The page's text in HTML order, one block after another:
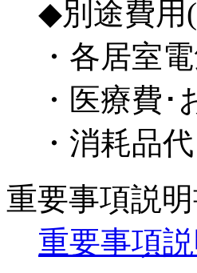
◆別途費用
・各居室
・医療費
・消耗品
重要事項説
重要事項